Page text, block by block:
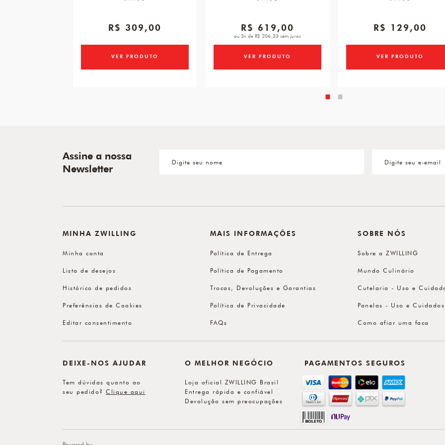
R$ 309,00
VER PRODUTO
R$ 619,00
ou 3x de R$ 206,33 sem juros
VER PRODUTO
R$ 129,00
VER PRODUTO
Assine a nossa
Newsletter
MINHA ZWILLING
Minha conta
Lista de desejos
Histórico de pedidos
Preferências de Cookies
Editar consentimento
MAIS INFORMAÇÕES
Política de Entrega
Política de Pagamento
Trocas, Devoluções e Garantias
Política de Privacidade
FAQs
SOBRE NÓS
Sobre a ZWILLING
Mundo Culinário
Cutelaria - Uso e
Panelas - Uso e Cuidados
Como afiar uma faca
DEIXE-NOS AJUDAR
Tem dúvidas quanto ao
seu pedido? Clique aqui
O MELHOR NEGÓCIO
Loja oficial ZWILLING Brasil
Entrega rápida e confiável
Devolução sem preocupações
PAGAMENTOS SEGUROS